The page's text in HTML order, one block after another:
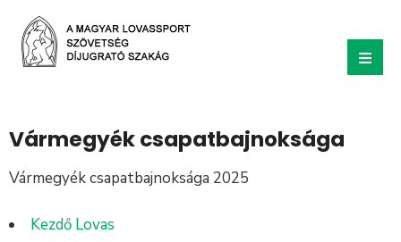
Vármegyék csapatbajnoksága
Vármegyék csapatbajnoksága 2025
Kezdő Lovas